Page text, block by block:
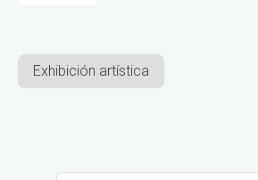
Exhibición artística